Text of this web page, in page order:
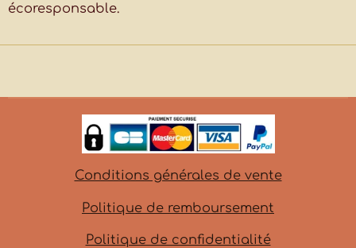
écoresponsable.
Conditions générales de vente
Politique de remboursement
Politique de confidentialité